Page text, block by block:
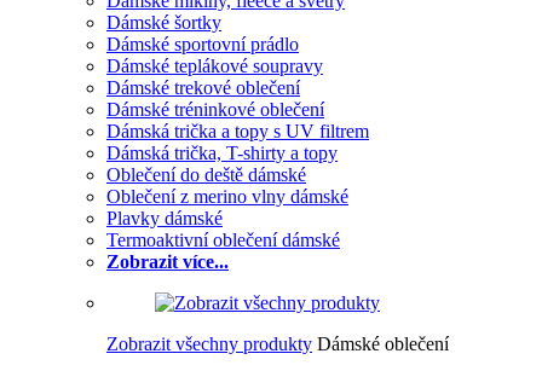
Dámské šortky
Dámské sportovní prádlo
Dámské teplákové soupravy
Dámské trekové oblečení
Dámské tréninkové oblečení
Dámská trička a topy s UV filtrem
Dámská trička, T-shirty a topy
Oblečení do deště dámské
Oblečení z merino vlny dámské
Plavky dámské
Termoaktivní oblečení dámské
Zobrazit více...
Zobrazit všechny produkty Dámské oblečení